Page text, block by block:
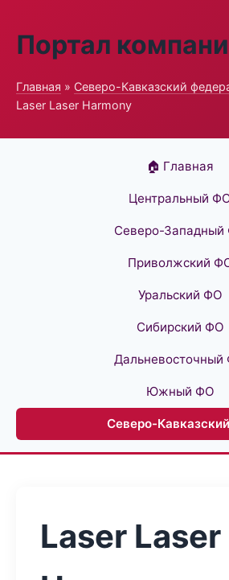
Портал
Главная » Северо-Кавказский
Laser Laser Harmony
🏠 Главная
Центральный
Северо-
Приволжский
Уральский ФО
Сибирский ФО
Южный ФО
Северо-
Laser Laser